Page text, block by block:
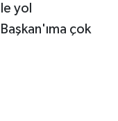
yol
çok